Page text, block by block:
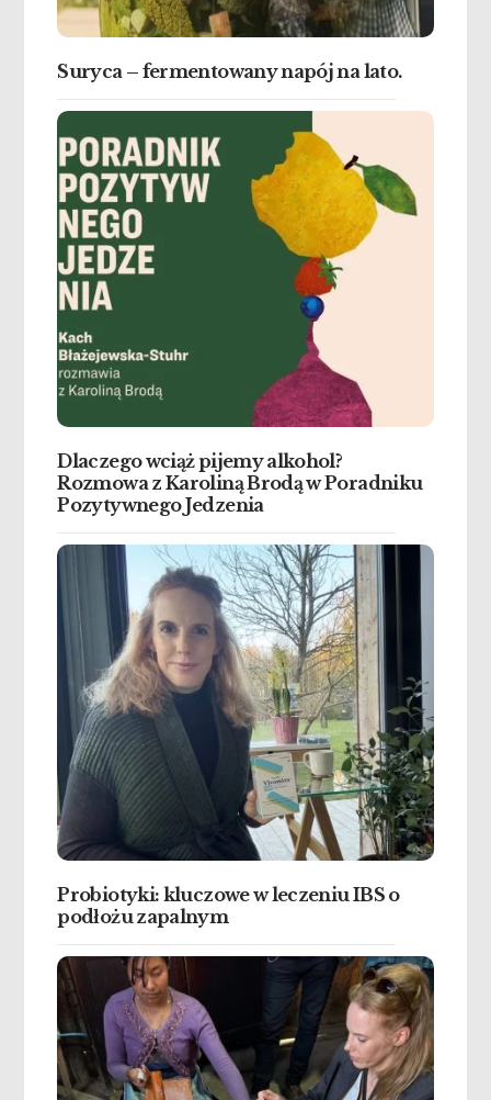
Suryca – fermentowany napój na lato.
Dlaczego wciąż pijemy alkohol?
Rozmowa z Karoliną Brodą w Poradniku
Pozytywnego Jedzenia
Probiotyki: kluczowe w leczeniu IBS o
podłożu zapalnym